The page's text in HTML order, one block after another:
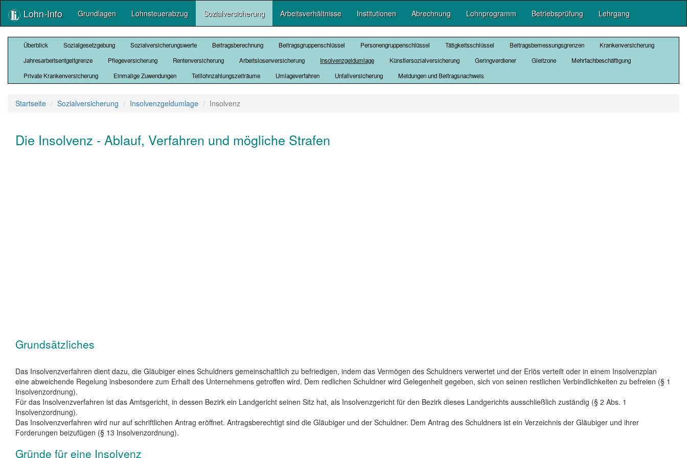
Lohn-Info Grundlagen Lohnsteuerabzug Sozialversicherung Arbeitsverhältnisse Institutionen Abrechnung Lohnprogramm Betriebsprüfung Lehrgang
Überblick Sozialgesetzgebung Sozialversicherungswerte Beitragsberechnung Beitragsgruppenschlüssel Personengruppenschlüssel Tätigkeitsschlüssel Beitragsbemessungsgrenzen
Krankenversicherung
Jahresarbeitsentgeltgrenze
Pflegeversicherung Rentenversicherung Arbeitslosenversicherung Insolvenzgeldumlage Künstlersozialversicherung Geringverdiener Gleitzone
Mehrfachbeschäftigung
Private Krankenversicherung
Einmalige Zuwendungen Teillohnzahlungszeiträume Umlageverfahren Unfallversicherung Meldungen und Beitragsnachweis
Startseite Sozialversicherung Insolvenzgeldumlage Insolvenz
Die Insolvenz - Ablauf, Verfahren und mögliche Strafen
Grundsätzliches
Das Insolvenzverfahren dient dazu, die Gläubiger eines Schuldners gemeinschaftlich zu befriedigen, indem das Vermögen des Schuldners verwertet und der Erlös verteilt oder in einem Insolvenzplan
eine abweichende Regelung insbesondere zum Erhalt des Unternehmens getroffen wird. Dem redlichen Schuldner wird Gelegenheit gegeben, sich von seinen restlichen Verbindlichkeiten zu befreien (§ 1
Insolvenzordnung).
Für das Insolvenzverfahren ist das Amtsgericht, in dessen Bezirk ein Landgericht seinen Sitz hat, als Insolvenzgericht für den Bezirk dieses Landgerichts ausschließlich zuständig (§ 2 Abs. 1
Insolvenzordnung).
Das Insolvenzverfahren wird nur auf schriftlichen Antrag eröffnet. Antragsberechtigt sind die Gläubiger und der Schuldner. Dem Antrag des Schuldners ist ein Verzeichnis der Gläubiger und ihrer
Forderungen beizufügen (§ 13 Insolvenzordnung).
Gründe für eine Insolvenz